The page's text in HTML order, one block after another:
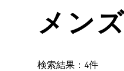
メン
検索結果：4件